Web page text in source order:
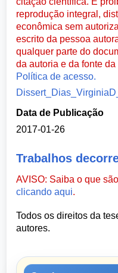
reprodução integral,
econômica sem
escrito da pessoa
qualquer parte do
da autoria e da fonte
Política de acesso.
Data de Publicação
2017-01-26
Trabalhos
AVISO: Saiba o que
clicando aqui.
Todos os direitos da
autores.